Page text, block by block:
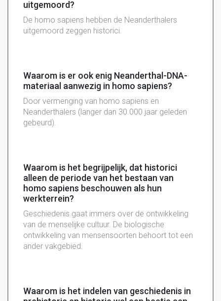
uitgemoord?
De homo sapiens hebben de Neanderthalers
uitgemoord zeggen historici.
Waarom is er ook enig Neanderthal-DNA-
materiaal aanwezig in homo sapiens?
Door vermenging van homo sapiens en
Neanderthalers (langer dan 30.000 jaar geleden
gebeurd).
Waarom is het begrijpelijk, dat historici
alleen de periode van het bestaan van
homo sapiens beschouwen als hun
werkterrein?
Geschiedenis gaat immers over de ontwikkeling
van de menselijke cultuur. De biologische
ontwikkeling van mensensoorten behoort tot een
ander vakgebied.
Waarom is het indelen van geschiedenis in